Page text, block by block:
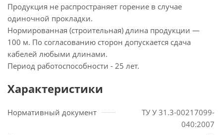
Продукция не распространяет горение в случае
одиночной прокладки.
Нормированная (строительная) длина продукции —
100 м. По согласованию сторон допускается сдача
кабелей любыми длинами.
Период работоспособности - 25 лет.
Характеристики
Нормативный документ
ТУ У 31.3-00217099-
040:2007